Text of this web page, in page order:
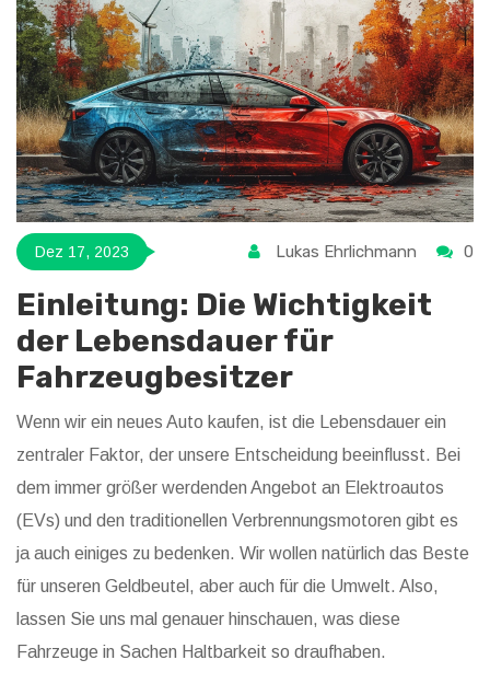
Dez 17, 2023 Lukas Ehrlichmann 0
Einleitung: Die Wichtigkeit
der Lebensdauer für
Fahrzeugbesitzer
Wenn wir ein neues Auto kaufen, ist die Lebensdauer ein
zentraler Faktor, der unsere Entscheidung beeinflusst. Bei
dem immer größer werdenden Angebot an Elektroautos
(EVs) und den traditionellen Verbrennungsmotoren gibt es
ja auch einiges zu bedenken. Wir wollen natürlich das Beste
für unseren Geldbeutel, aber auch für die Umwelt. Also,
lassen Sie uns mal genauer hinschauen, was diese
Fahrzeuge in Sachen Haltbarkeit so draufhaben.